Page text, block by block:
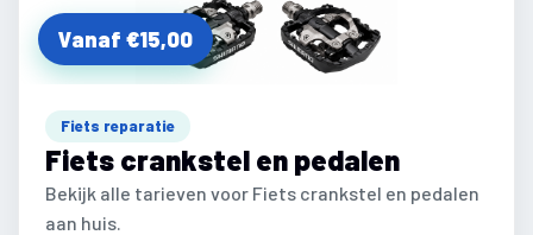
Vanaf €15,00
Fiets reparatie
Fiets crankstel en pedalen
Bekijk alle tarieven voor Fiets crankstel en pedalen
aan huis.